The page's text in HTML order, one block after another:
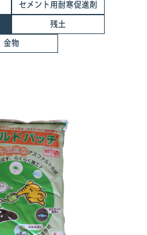
セメント用耐寒促進剤
残土
金物